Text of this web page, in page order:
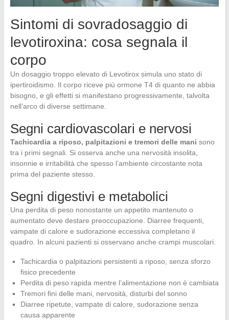
Sintomi di sovradosaggio di
levotiroxina: cosa segnala il
corpo
Un dosaggio troppo elevato di Levotirox simula uno stato di
ipertiroidismo. Il corpo riceve più ormone T4 di quanto ne abbia
bisogno, e gli effetti si manifestano progressivamente, talvolta
nell’arco di diverse settimane.
Segni cardiovascolari e nervosi
Tachicardia a riposo, palpitazioni e tremori delle mani sono
tra i primi segnali. Si osserva anche una nervosità insolita,
insonnie e irritabilità che spesso l’ambiente circostante nota
prima del paziente stesso.
Segni digestivi e metabolici
Una perdita di peso nonostante un appetito mantenuto o
aumentato deve destare preoccupazione. Diarree frequenti,
vampate di calore e sudorazione eccessiva completano il
quadro. In alcuni pazienti si osservano anche crampi muscolari.
Tachicardia o palpitazioni persistenti a riposo, senza sforzo
fisico precedente
Perdita di peso rapida mentre l’alimentazione non è cambiata
Tremori fini delle mani, nervosità, disturbi del sonno
Diarree ripetute, vampate di calore, sudorazione senza
causa apparente